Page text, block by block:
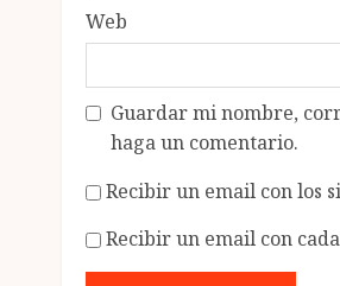
Web
Guardar mi nombre,
haga un comentario.
Recibir un email con los
Recibir un email con